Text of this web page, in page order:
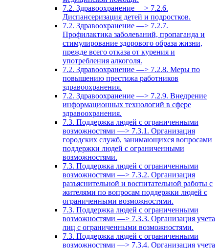
7.2. Здравоохранение —> 7.2.6.
Диспансеризация детей и подростков.
7.2. Здравоохранение —> 7.2.7.
Профилактика заболеваний, пропаганда и
стимулирование здорового образа жизни,
прежде всего отказа от курения и
употребления алкоголя.
7.2. Здравоохранение —> 7.2.8. Меры по
повышению престижа работников
здравоохранения.
7.2. Здравоохранение —> 7.2.9. Внедрение
информационных технологий в сфере
здравоохранения.
7.3. Поддержка людей с ограниченными
возможностями —> 7.3.1. Организация
городских служб, занимающихся вопросами
поддержки людей с ограниченными
возможностями.
7.3. Поддержка людей с ограниченными
возможностями —> 7.3.2. Организация
разъяснительной и воспитательной работы с
жителями по вопросам поддержки людей с
ограниченными возможностями.
7.3. Поддержка людей с ограниченными
возможностями —> 7.3.3. Организация учета
лиц с ограниченными возможностями.
7.3. Поддержка людей с ограниченными
возможностями —> 7.3.4. Организация учета